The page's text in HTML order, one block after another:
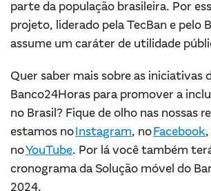
parte da população brasileira. Por
projeto, liderado pela TecBan e pelo
assume um caráter de utilidade
Quer saber mais sobre as iniciativas
Banco24Horas para promover a
no Brasil? Fique de olho nas nossas
estamos noInstagram, noFacebook
noYouTube. Por lá você também
cronograma da Solução móvel do
2024.